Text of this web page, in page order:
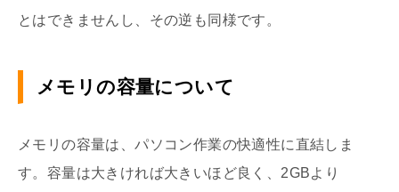
とはできませんし、その逆も同様です。
メモリの容量について
メモリの容量は、パソコン作業の快適性に直結しま
す。容量は大きければ大きいほど良く、2GBより